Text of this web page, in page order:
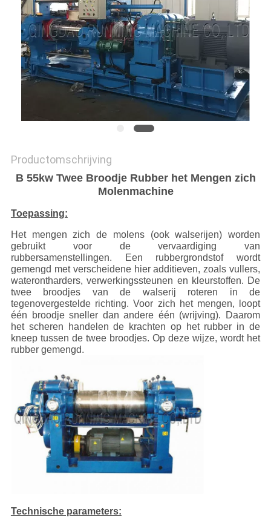
Productomschrijving
B 55kw Twee Broodje Rubber het Mengen zich
Molenmachine
Toepassing:
Het mengen zich de molens (ook walserijen) worden
gebruikt voor de vervaardiging van
rubbersamenstellingen. Een rubbergrondstof wordt
gemengd met verscheidene hier additieven, zoals vullers,
waterontharders, verwerkingssteunen en kleurstoffen. De
twee broodjes van de walserij roteren in de
tegenovergestelde richting. Voor zich het mengen, loopt
één broodje sneller dan andere één (wrijving). Daarom
het scheren handelen de krachten op het rubber in de
kneep tussen de twee broodjes. Op deze wijze, wordt het
rubber gemengd.
Technische parameters: